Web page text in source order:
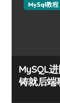
MySql教程
MySQL
铸就后端